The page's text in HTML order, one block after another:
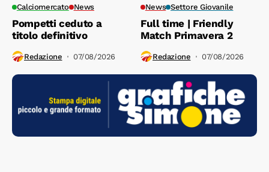
Calciomercato News
Pompetti ceduto a
titolo definitivo
Redazione 07/08/2026
News Settore Giovanile
Full time | Friendly
Match Primavera 2
Redazione 07/08/2026